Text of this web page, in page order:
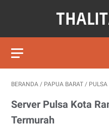
BERANDA / PAPUA BARAT /
Server Pulsa Kota
Termurah